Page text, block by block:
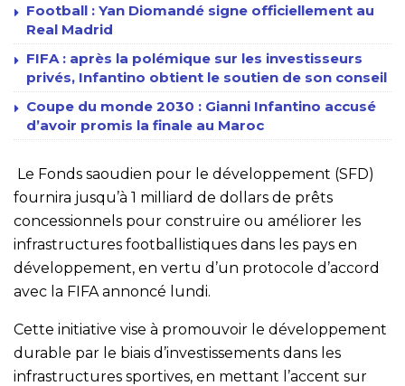
Football : Yan Diomandé signe officiellement au
Real Madrid
FIFA : après la polémique sur les investisseurs
privés, Infantino obtient le soutien de son conseil
Coupe du monde 2030 : Gianni Infantino accusé
d’avoir promis la finale au Maroc
Le Fonds saoudien pour le développement (SFD)
fournira jusqu’à 1 milliard de dollars de prêts
concessionnels pour construire ou améliorer les
infrastructures footballistiques dans les pays en
développement, en vertu d’un protocole d’accord
avec la FIFA annoncé lundi.
Cette initiative vise à promouvoir le développement
durable par le biais d’investissements dans les
infrastructures sportives, en mettant l’accent sur